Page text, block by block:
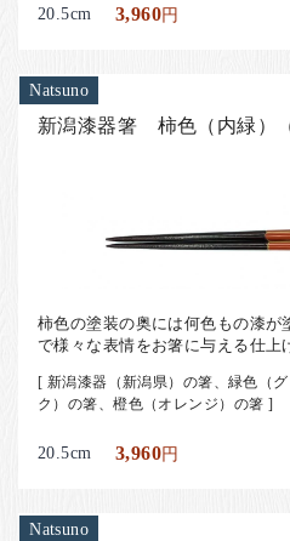
20.5cm 3,960円
Natsuno
新潟漆器箸 柿色（内緑）
柿色の塗装の奥には何色もの漆が
で様々な表情をお箸に与える仕上
[ 新潟漆器（新潟県）の箸、緑色（
ク）の箸、橙色（オレンジ）の箸 ]
20.5cm 3,960円
Natsuno